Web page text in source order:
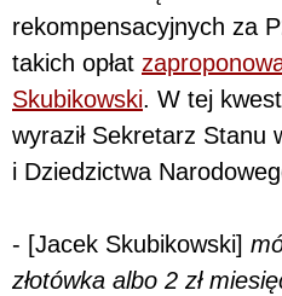
rekompensacyjnych za
takich opłat
Skubikowski. W tej
wyraził Sekretarz Stanu
i Dziedzictwa
- [Jacek Skubikowski]
złotówka albo 2 zł